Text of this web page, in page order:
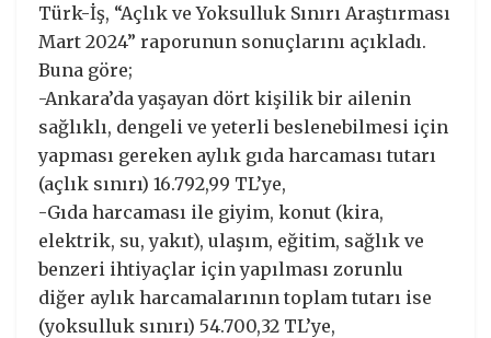
Türk-İş, “Açlık ve Yoksulluk Sınırı Araştırması
Mart 2024” raporunun sonuçlarını açıkladı.
Buna göre;
-Ankara’da yaşayan dört kişilik bir ailenin
sağlıklı, dengeli ve yeterli beslenebilmesi için
yapması gereken aylık gıda harcaması tutarı
(açlık sınırı) 16.792,99 TL’ye,
-Gıda harcaması ile giyim, konut (kira,
elektrik, su, yakıt), ulaşım, eğitim, sağlık ve
benzeri ihtiyaçlar için yapılması zorunlu
diğer aylık harcamalarının toplam tutarı ise
(yoksulluk sınırı) 54.700,32 TL’ye,